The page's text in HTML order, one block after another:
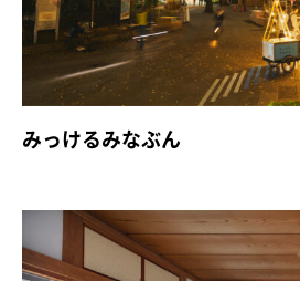
みっけるみなぶん